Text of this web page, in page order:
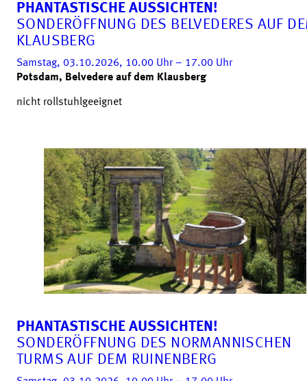
PHANTASTISCHE AUSSICHTEN!
SONDERÖFFNUNG DES BELVEDERES AUF
KLAUSBERG
Samstag, 03.10.2026, 10.00 Uhr– 17.00 Uhr
Potsdam, Belvedere auf dem Klausberg
nicht rollstuhlgeeignet
PHANTASTISCHE AUSSICHTEN!
SONDERÖFFNUNG DES NORMANNISCHEN
TURMS AUF DEM RUINENBERG